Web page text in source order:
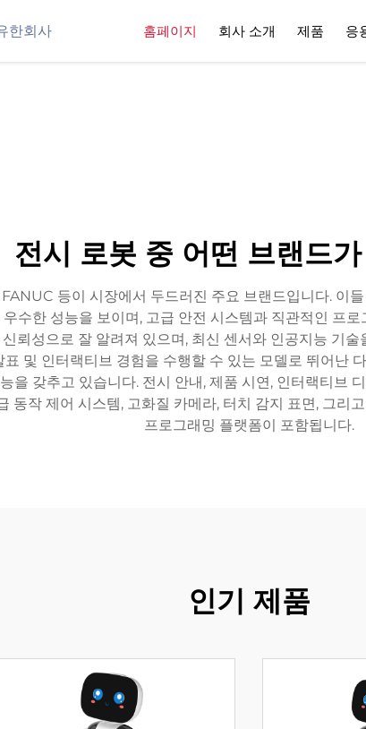
한회사 홈페이지 회사 소개 제품 응
전시 로봇 중 어떤 브랜드
등이 시장에서 두드러진 주요 브랜드입니다. 이
수한 성능을 보이며, 고급 안전 시스템과 직관적인 프
뢰성으로 잘 알려져 있으며, 최신 센서와 인공지능 기
및 인터랙티브 경험을 수행할 수 있는 모델로 뛰어난
을 갖추고 있습니다. 전시 안내, 제품 시연, 인터랙티브
동작 제어 시스템, 고화질 카메라, 터치 감지 표면, 그리
프로그래밍 플랫폼이 포함됩니다.
인기 제품